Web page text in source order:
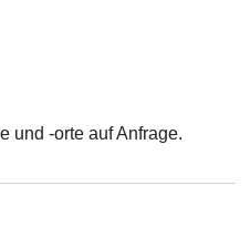
und -orte auf Anfrage.